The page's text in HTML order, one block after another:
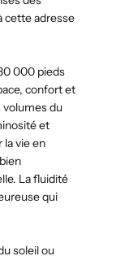
cette adresse
000 pieds
confort et
volumes du
et
la vie en
La fluidité
qui
soleil ou